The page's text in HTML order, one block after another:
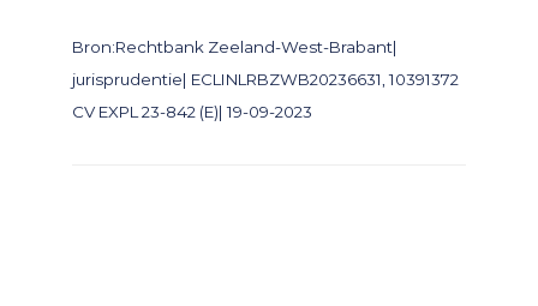
Bron:Rechtbank Zeeland-West-Brabant|
jurisprudentie| ECLINLRBZWB20236631, 10391372
CV EXPL 23-842 (E)| 19-09-2023